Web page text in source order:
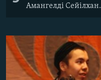
Амангелді Сейілхан.